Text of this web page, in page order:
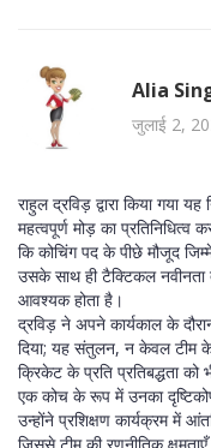
Alia
जुलाई 2,
राहुल द्रविड़ द्वारा किया गया
महत्वपूर्ण मोड़ का
कि कोचिंग पद के पीछे मौजूद
उसके साथ ही टैक्टिकल नवीनता
आवश्यक होता है।
द्रविड़ ने अपने कार्यकाल के
दिया; यह संतुलन, न केवल टीम के
क्रिकेट के प्रति प्रतिबद्धता को
एक कोच के रूप में उनका
उन्होंने प्रशिक्षण कार्यक्रम में